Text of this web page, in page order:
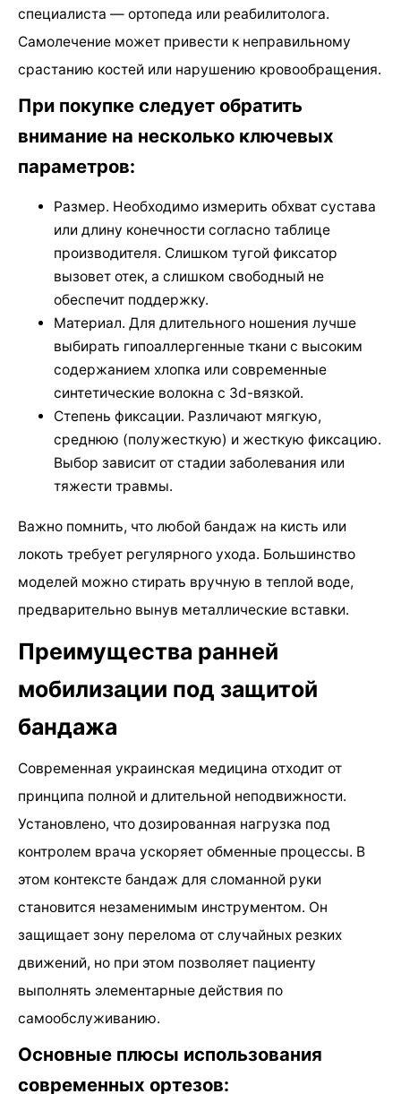
специалиста — ортопеда или реабилитолога.
Самолечение может привести к неправильному
срастанию костей или нарушению кровообращения.
При покупке следует обратить
внимание на несколько ключевых
параметров:
Размер. Необходимо измерить обхват сустава
или длину конечности согласно таблице
производителя. Слишком тугой фиксатор
вызовет отек, а слишком свободный не
обеспечит поддержку.
Материал. Для длительного ношения лучше
выбирать гипоаллергенные ткани с высоким
содержанием хлопка или современные
синтетические волокна с 3d-вязкой.
Степень фиксации. Различают мягкую,
среднюю (полужесткую) и жесткую фиксацию.
Выбор зависит от стадии заболевания или
тяжести травмы.
Важно помнить, что любой бандаж на кисть или
локоть требует регулярного ухода. Большинство
моделей можно стирать вручную в теплой воде,
предварительно вынув металлические вставки.
Преимущества ранней
мобилизации под защитой
бандажа
Современная украинская медицина отходит от
принципа полной и длительной неподвижности.
Установлено, что дозированная нагрузка под
контролем врача ускоряет обменные процессы. В
этом контексте бандаж для сломанной руки
становится незаменимым инструментом. Он
защищает зону перелома от случайных резких
движений, но при этом позволяет пациенту
выполнять элементарные действия по
самообслуживанию.
Основные плюсы использования
современных ортезов: